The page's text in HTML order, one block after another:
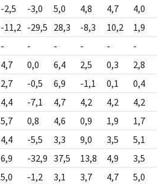
-2,5 -3,0 5,0 4,8 4,7 4,0
-11,2 -29,5 28,3 -8,3 10,2 1,9
- - - - - -
4,7 0,0 6,4 2,5 0,3 2,8
2,7 -0,5 6,9 -1,1 0,1 0,4
4,4 -7,1 4,7 4,2 4,2 4,2
5,7 0,8 4,6 0,9 1,9 1,7
4,4 -5,5 3,3 9,0 3,5 5,1
6,9 -32,9 37,5 13,8 4,9 3,5
5,0 -1,2 3,1 3,7 4,7 5,0